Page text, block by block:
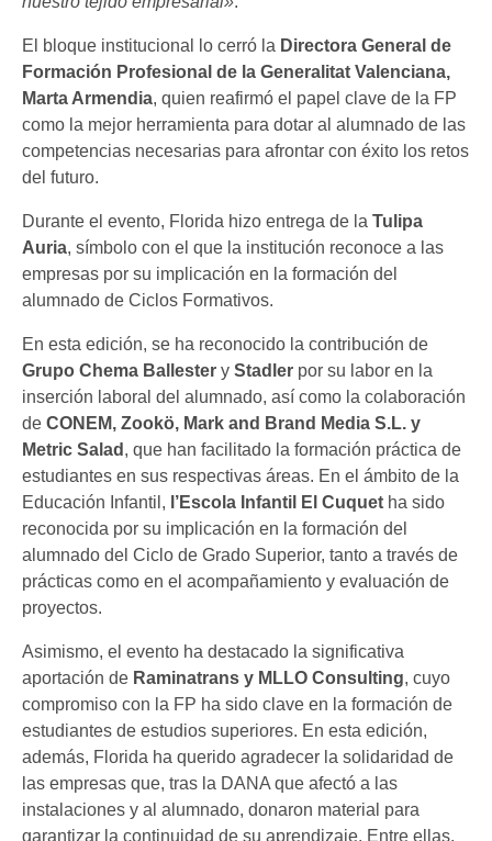
El bloque institucional lo cerró la Directora General de
Formación Profesional de la Generalitat Valenciana,
Marta Armendia, quien reafirmó el papel clave de la FP
como la mejor herramienta para dotar al alumnado de las
competencias necesarias para afrontar con éxito los retos
del futuro.
Durante el evento, Florida hizo entrega de la Tulipa
Auria, símbolo con el que la institución reconoce a las
empresas por su implicación en la formación del
alumnado de Ciclos Formativos.
En esta edición, se ha reconocido la contribución de
Grupo Chema Ballester y Stadler por su labor en la
inserción laboral del alumnado, así como la colaboración
de CONEM, Zookö, Mark and Brand Media S.L. y
Metric Salad , que han facilitado la formación práctica de
estudiantes en sus respectivas áreas. En el ámbito de la
Educación Infantil, l’Escola Infantil El Cuquet ha sido
reconocida por su implicación en la formación del
alumnado del Ciclo de Grado Superior, tanto a través de
prácticas como en el acompañamiento y evaluación de
proyectos.
Asimismo, el evento ha destacado la significativa
aportación de Raminatrans y MLLO Consulting, cuyo
compromiso con la FP ha sido clave en la formación de
estudiantes de estudios superiores. En esta edición,
además, Florida ha querido agradecer la solidaridad de
las empresas que, tras la DANA que afectó a las
instalaciones y al alumnado, donaron material para
garantizar la continuidad de su aprendizaje. Entre ellas,